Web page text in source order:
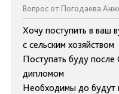
Вопрос от Погодаева
Хочу поступить в ваш
с сельским хозяйством
Поступать буду
дипломом
Необходимы до будут